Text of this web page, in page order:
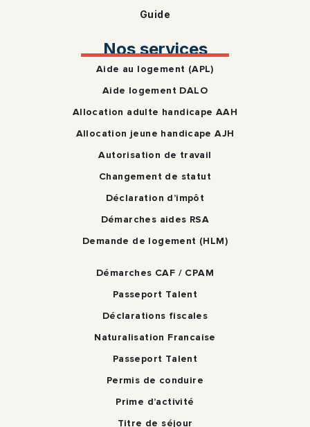
Guide
Nos services
Aide au logement (APL)
Aide logement DALO
Allocation adulte handicape AAH
Allocation jeune handicape AJH
Autorisation de travail
Changement de statut
Déclaration d’impôt
Démarches aides RSA
Demande de logement (HLM)
Démarches CAF / CPAM
Passeport Talent
Déclarations fiscales
Naturalisation Francaise
Passeport Talent
Permis de conduire
Prime d’activité
Titre de séjour